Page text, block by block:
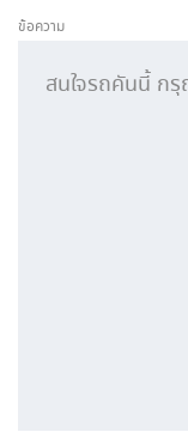
ข้อความ